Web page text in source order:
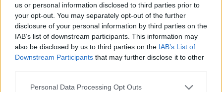
us or personal information disclosed to third parties prior to
your opt-out. You may separately opt-out of the further
disclosure of your personal information by third parties on the
IAB’s list of downstream participants. This information may
also be disclosed by us to third parties on the IAB’s List of
Downstream Participants that may further disclose it to other
Please note that this website/app uses one or more Google
Personal Data Processing Opt Outs
Με την παρέλευση διμήνου από τη λήξη της
διορίας υποβολής φορολογικών δηλώσεων
(από 31/08/2022 έως και 31/10/2022), όσοι
από τους εν ενεργεία δικαιούχους δεν έχουν